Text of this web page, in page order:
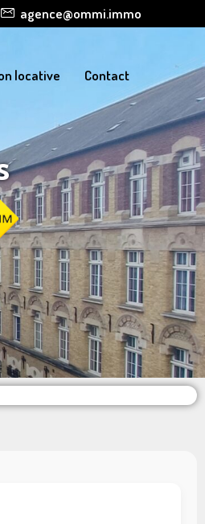
agence@ommi.immo
locative Contact